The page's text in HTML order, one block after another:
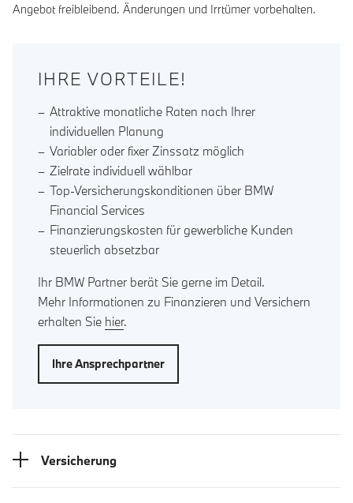
Angebot freibleibend. Änderungen und Irrtümer vorbehalten.
IHRE VORTEILE!
Attraktive monatliche Raten nach Ihrer
individuellen Planung
Variabler oder fixer Zinssatz möglich
Zielrate individuell wählbar
Top-Versicherungskonditionen über BMW
Financial Services
Finanzierungskosten für gewerbliche Kunden
steuerlich absetzbar
Ihr BMW Partner berät Sie gerne im Detail.
Mehr Informationen zu Finanzieren und Versichern
erhalten Sie hier.
Ihre Ansprechpartner
Versicherung